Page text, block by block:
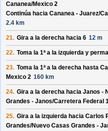
Cananea/Mexico 2
Continúa hacia Cananea - Juarez/
2.4 km
21. Gira a la derecha hacia 6 12 m
22. Toma la 1ª a la izquierda y
23. Toma la 1ª a la derecha hasta
Mexico 2 160 km
24. Gira a la derecha hacia Janos -
Grandes - Janos/Carretera Federal
25. Gira a la izquierda hacia Carlos
Grandes/Nuevo Casas Grandes -